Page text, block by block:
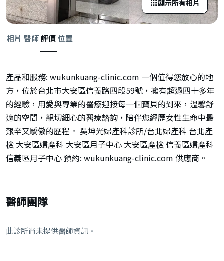
顯示所有相片
相片 醫師評價位置
產品和服務: wukunkuang-clinic.com 一個值得您放心的地
方，位於台北市大安區信義路四段59號，擁有超過四十多年
的經驗，用愛與專業的醫療迎接每一個寶貝的到來，溫馨舒
適的空間，親切細心的醫療諮詢，陪伴您經歷女性生命中最
艱辛又驕傲的歷程。 吳坤光婦產科診所/台北婦產科 台北產
檢 大安區婦產科 大安區月子中心 大安區產檢 信義區婦產科
信義區月子中心 預約: wukunkuang-clinic.com 供應商。
醫師團隊
此診所尚未提供醫師資訊。